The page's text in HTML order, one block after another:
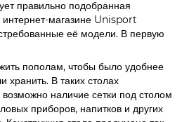
правильно подобранная
интернет-магазине Unisport
её модели. В первую
пополам, чтобы было удобнее
хранить. В таких столах
наличие сетки под столом
приборов, напитков и других